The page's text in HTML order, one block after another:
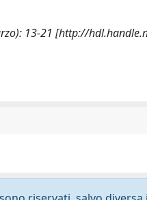
13-21 [http://